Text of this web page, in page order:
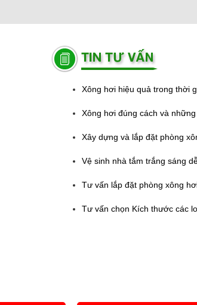
Xông hơi hiệu quả trong thời
Xông hơi đúng cách và
Xây dựng và lắp đặt phòng
Vệ sinh nhà tắm trắng sáng
Tư vấn lắp đặt phòng xông
Tư vấn chọn Kích thước các